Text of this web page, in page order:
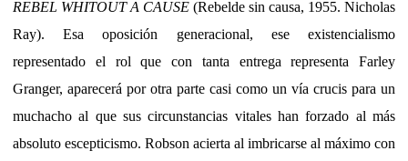
REBEL WHITOUT A CAUSE (Rebelde sin causa, 1955. Nicholas
Ray). Esa oposición generacional, ese existencialismo
representado el rol que con tanta entrega representa Farley
Granger, aparecerá por otra parte casi como un vía crucis para un
muchacho al que sus circunstancias vitales han forzado al más
absoluto escepticismo. Robson acierta al imbricarse al máximo con